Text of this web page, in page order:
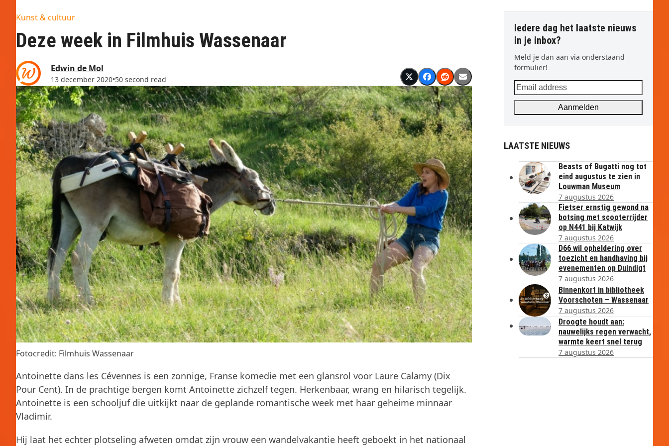
Kunst & cultuur
Deze week in Filmhuis Wassenaar
Edwin de Mol
13 december 2020•50 second read
Fotocredit: Filmhuis Wassenaar
Antoinette dans les Cévennes is een zonnige, Franse komedie met een glansrol voor Laure Calamy (Dix
Pour Cent). In de prachtige bergen komt Antoinette zichzelf tegen. Herkenbaar, wrang en hilarisch tegelijk.
Antoinette is een schooljuf die uitkijkt naar de geplande romantische week met haar geheime minnaar
Vladimir.
Hij laat het echter plotseling afweten omdat zijn vrouw een wandelvakantie heeft geboekt in het nationaal
Iedere dag het laatste nieuws
in je inbox?
Meld je dan aan via onderstaand
formulier!
Email
address
Aanmelden
LAATSTE NIEUWS
Beasts of Bugatti nog tot
eind augustus te zien in
Louwman Museum
7 augustus 2026
Fietser ernstig gewond na
botsing met scooterrijder
op N441 bij Katwijk
7 augustus 2026
D66 wil opheldering over
toezicht en handhaving bij
evenementen op Duindigt
7 augustus 2026
Binnenkort in bibliotheek
Voorschoten – Wassenaar
7 augustus 2026
Droogte houdt aan:
nauwelijks regen verwacht,
warmte keert snel terug
7 augustus 2026